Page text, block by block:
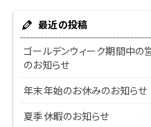
最近の投稿
ゴールデンウィーク期間中
のお知らせ
年末年始のお休みのお知らせ
夏季休暇のお知らせ